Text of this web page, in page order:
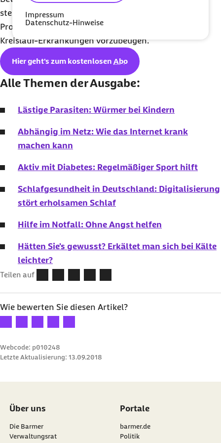
Impressum
Datenschutz-Hinweise
stehe diese auch für Typ-1-Diabetiker auf dem
Programm. Hier ist das Ziel vor allem, Herz-
Kreislauf-Erkrankungen vorzubeugen.
Hier geht's zum kostenlosen Abo
Alle Themen der Ausgabe:
Lästige Parasiten: Würmer bei Kindern
Abhängig im Netz: Wie das Internet krank
machen kann
Aktiv mit Diabetes: Regelmäßiger Sport hilft
Schlafgesundheit in Deutschland: Digitalisierung
stört erholsamen Schlaf
Hilfe im Notfall: Ohne Angst helfen
Hätten Sie's gewusst? Erkältet man sich bei Kälte
leichter?
Teilen auf
Wie bewerten Sie diesen Artikel?
Ihre Bewertung: 1 Stern
Ihre Bewertung: 2 Sterne
Ihre Bewertung: 3 Sterne
Ihre Bewertung: 4 Sterne
Ihre Bewertung: 5 Sterne
Webcode: p010248
Letzte Aktualisierung: 13.09.2018
Über uns
Die Barmer
Verwaltungsrat
Portale
barmer.de
Politik